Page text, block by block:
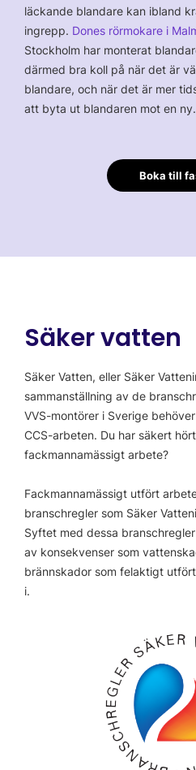
läckande blandare kan ibland
ingrepp. Dones rörmokare i
Stockholm har monterat
därmed bra koll på när det är
blandare, och när det är mer
att byta ut blandaren mot en ny.
Boka till
Säker vatten
Säker Vatten, eller Säker
sammanställning av de
VVS-montörer i Sverige
CCS-arbeten. Du har säkert
fackmannamässigt arbete?
Fackmannamässigt utfört
branschregler som Säker
Syftet med dessa
av konsekvenser som
brännskador som felaktigt
i.